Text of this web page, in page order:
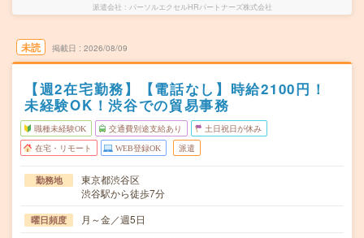
派遣会社 パーソルエクセルHRパートナーズ株式会社
未読 掲載日 2026/08/09
【週2在宅勤務】【電話なし】時給2100円！
未経験OK！渋谷での貿易事務
職種未経験OK 交通費別途支給あり 土日祝日が休み
在宅・リモート WEB登録OK 派遣
勤務地
東京都渋谷区
渋谷駅から徒歩7分
曜日頻度 月～金／週5日